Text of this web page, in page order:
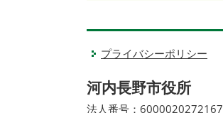
プライバシーポリシー
河内長野市役所
法人番号：6000020272167